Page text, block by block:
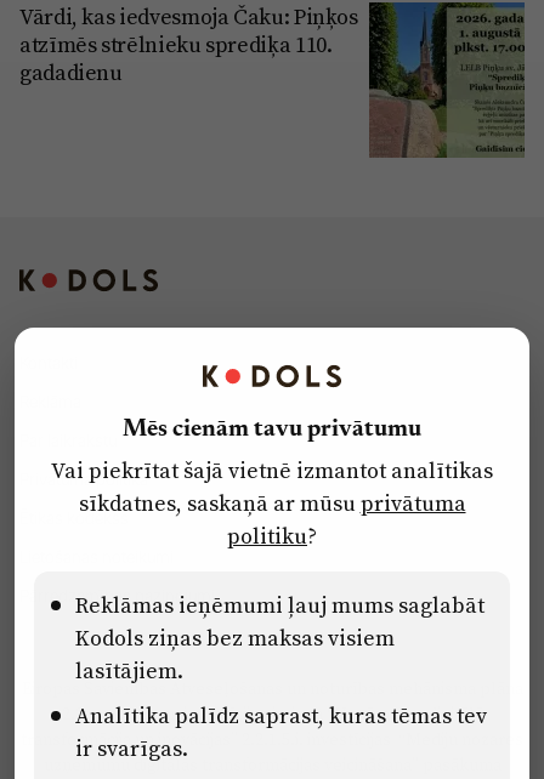
Vārdi, kas iedvesmoja Čaku: Piņķos
atzīmēs strēlnieku sprediķa 110.
gadadienu
Privātuma politika
Ētikas kodekss
Pārredzamības paziņojumi
Eiropas Savienības Atveseļošanas un noturības mehānisma plāna
2.2. reformu un investīciju virziena “Uzņēmumu digitālā
transformācija un inovācijas” 2.2.1.5.i. investīcijas “Mediju nozares
uzņēmumu digitālās transformācijas veicināšana” pasākuma
Mēs cienām tavu privātumu
Vai piekrītat šajā vietnē izmantot analītikas
sīkdatnes, saskaņā ar mūsuprivātuma
politiku?
Reklāmas ieņēmumi ļauj mums saglabāt
Kodols ziņas bez maksas visiem
lasītājiem.
Analītika palīdz saprast, kuras tēmas tev
ir svarīgas.